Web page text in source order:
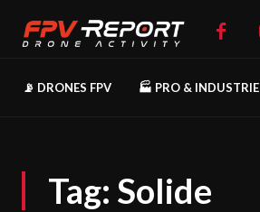
📡 DRONES FPV 🏭 PRO & INDUSTRIE
Tag: Solide